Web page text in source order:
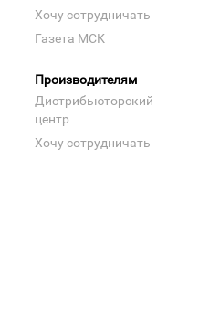
Хочу сотрудничать
Газета МСК
Производителям
Дистрибьюторский
центр
Хочу сотрудничать